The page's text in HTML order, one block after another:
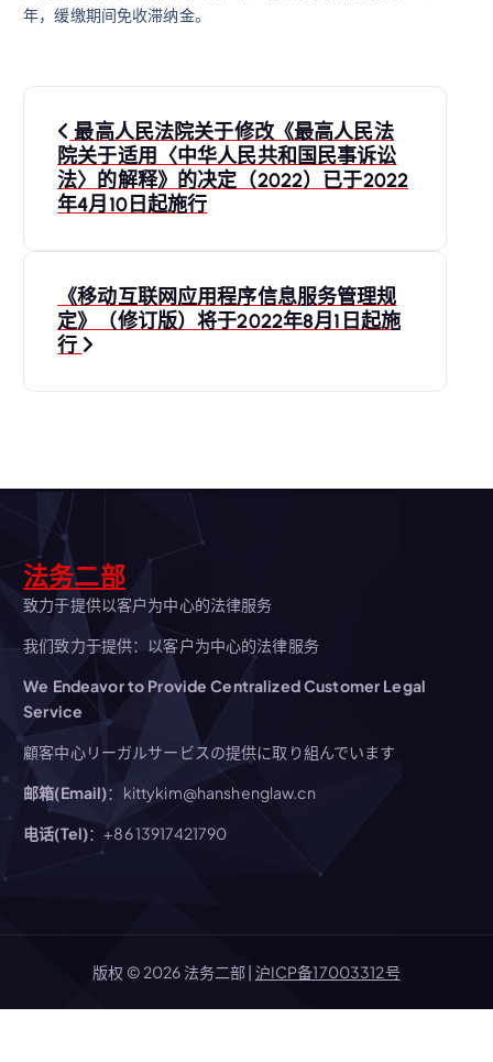
年，缓缴期间免收滞纳金。
文
章
导
最高人民法院关于修改《最高人民法
院关于适用〈中华人民共和国民事诉讼
法〉的解释》的决定（2022）已于2022
年4月10日起施行
《移动互联网应用程序信息服务管理规
定》（修订版）将于2022年8月1日起施
行
法务二部
致力于提供以客户为中心的法律服务
我们致力于提供：以客户为中心的法律服务
We Endeavor to Provide Centralized Customer Legal
Service
顧客中心リーガルサービスの提供に取り組んでいます
邮箱(Email)：kittykim@hanshenglaw.cn
电话(Tel)：+86 13917421790
版权 © 2026 法务二部 | 沪ICP备17003312号